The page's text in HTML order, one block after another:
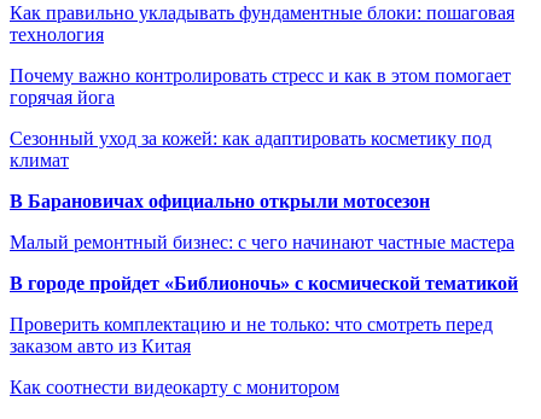
Как правильно укладывать фундаментные блоки: пошаговая
технология
Почему важно контролировать стресс и как в этом помогает
горячая йога
Сезонный уход за кожей: как адаптировать косметику под
климат
В Барановичах официально открыли мотосезон
Малый ремонтный бизнес: с чего начинают частные мастера
В городе пройдет «Библионочь» с космической тематикой
Проверить комплектацию и не только: что смотреть перед
заказом авто из Китая
Как соотнести видеокарту с монитором